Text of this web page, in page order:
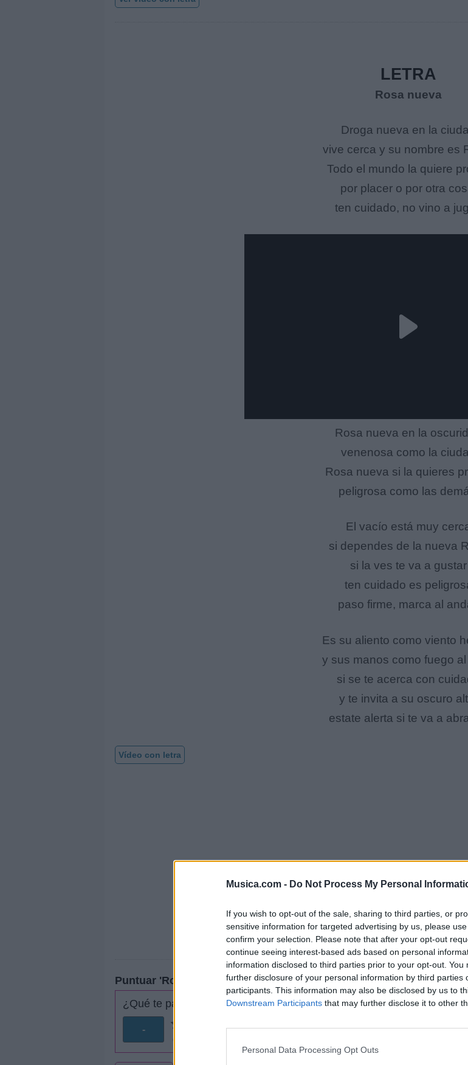
Musica.com - Do Not Process My Personal
If you wish to opt-out of the sale, sharing to third parties, or
sensitive information for targeted advertising by us, please
confirm your selection. Please note that after your opt-out
continue seeing interest-based ads based on personal
information disclosed to third parties prior to your opt-out.
further disclosure of your personal information by third parties
participants. This information may also be disclosed by us to
Downstream Participants that may further disclose it to other
Personal Data Processing Opt Outs
LETRA
Rosa nueva
Droga nueva en la
vive cerca y su nombre es
Todo el mundo la quiere
por placer o por otra
ten cuidado, no vino a
Rosa nueva en la
venenosa como la
Rosa nueva si la quieres
peligrosa como las
El vacío está muy
si dependes de la nueva
si la ves te va a gustar
ten cuidado es
paso firme, marca al
Es su aliento como viento
y sus manos como fuego
si se te acerca con
y te invita a su oscuro
estate alerta si te va a
Vídeo con letra
Puntuar 'Rosa nueva'
¿Qué te parece esta canción?
-